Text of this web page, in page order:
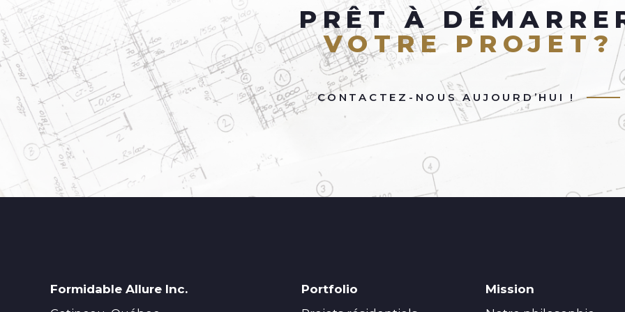
PRÊT À
VOTRE PROJET?
CONTACTEZ-NOUS AUJOURD’HUI !
Formidable Allure Inc.
Portfolio
Mission